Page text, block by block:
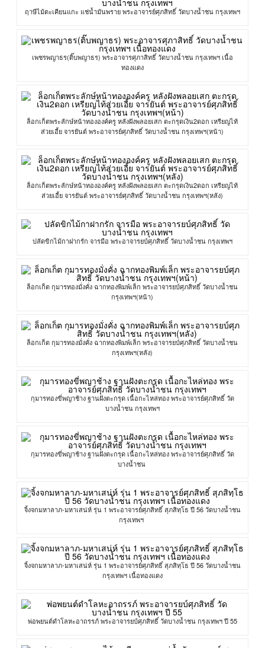
ฤาษีไม้ตะเคียนแกะ แช่น้ำมันพราย พระอาจารย์ศุภสิทธิ์ วัดบางน้ำชน กรุงเทพฯ
เพชรพญาธร(ติ๊บพญาธร) พระอาจารศุภาสิทธิ์ วัดบางน้ำชน กรุงเทพฯ เนื้อ
ทองแดง
ล็อกเก็ตพระลักษ์หน้าทององค์ครู หลังฝังพลอยเสก ตะกรุดเงิน2ดอก เหรียญไท้
ส่วยเอี้ย จารยันต์ พระอาจารย์ศุภสิทธิ์ วัดบางน้ำชน กรุงเทพฯ(หน้า)
ล็อกเก็ตพระลักษ์หน้าทององค์ครู หลังฝังพลอยเสก ตะกรุดเงิน2ดอก เหรียญไท้
ส่วยเอี้ย จารยันต์ พระอาจารย์ศุภสิทธิ์ วัดบางน้ำชน กรุงเทพฯ(หลัง)
ปลัดขิกไม้กาฝากรัก จารมือ พระอาจารยบ์ศุภสิทธิ์ วัดบางน้ำชน กรุงเทพฯ
ล็อกเก็ต กุมารทองมั่งคั่ง ฉากทองพิมพ์เล็ก พระอาจารยบ์ศุภสิทธิ์ วัดบางน้ำชน
กรุงเทพฯ(หน้า)
ล็อกเก็ต กุมารทองมั่งคั่ง ฉากทองพิมพ์เล็ก พระอาจารยบ์ศุภสิทธิ์ วัดบางน้ำชน
กรุงเทพฯ(หลัง)
กุมารทองขี่พญาช้าง ฐานฝังตะกรุด เนื้อกะไหล่ทอง พระอาจารย์ศุภสิทธิ์ วัด
บางน้ำชน กรุงเทพฯ
กุมารทองขี่พญาช้าง ฐานฝังตะกรุด เนื้อกะไหล่ทอง พระอาจารย์ศุภสิทธิ์ วัด
บางน้ำชน
จิ้งจกมหาลาภ-มหาเสน่ห์ รุ่น 1 พระอาจารย์ศุภสิทธิ์ สุภสิทฺโธ ปี 56 วัดบางน้ำชน
กรุงเทพฯ
จิ้งจกมหาลาภ-มหาเสน่ห์ รุ่น 1 พระอาจารย์ศุภสิทธิ์ สุภสิทฺโธ ปี 56 วัดบางน้ำชน
กรุงเทพฯ เนื้อทองแดง
พ่อพยนต์ดำโลหะอาถรรภ์ พระอาจารยบ์ศุภสิทธิ์ วัดบางน้ำชน กรุงเทพฯ ปี 55